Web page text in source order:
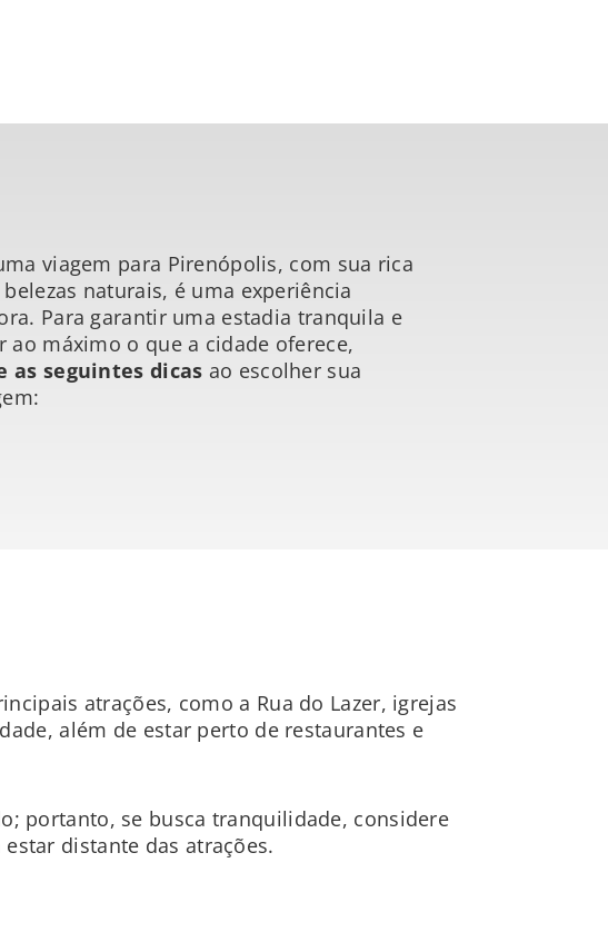
viagem para Pirenópolis, com sua rica
naturais, é uma experiência
Para garantir uma estadia tranquila e
ao máximo o que a cidade oferece,
as seguintes dicas ao escolher sua
atrações, como a Rua do Lazer, igrejas
além de estar perto de restaurantes e
portanto, se busca tranquilidade, considere
distante das atrações.